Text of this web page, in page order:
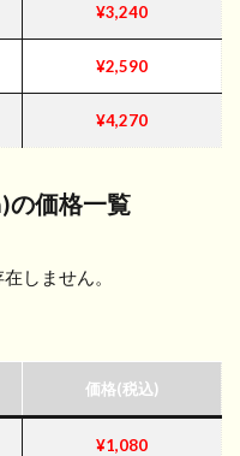
¥3,240
¥2,590
¥4,270
の価格一覧
しません。
価格(税込)
¥1,080